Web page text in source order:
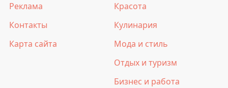
Реклама
Контакты
Карта сайта
Красота
Кулинария
Мода и стиль
Отдых и туризм
Бизнес и работа